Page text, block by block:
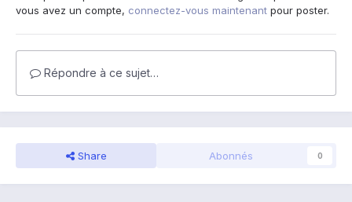
vous avez un compte, connectez-vous maintenant pour poster.
Répondre à ce sujet…
Share Abonnés 0